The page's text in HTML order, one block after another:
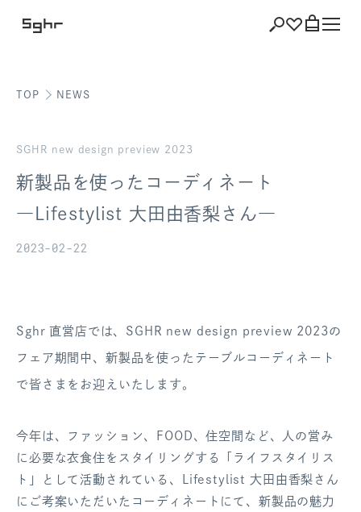
ショッピングバッグを見る
注文履歴
ログアウト
TOP NEWS
SGHR new design preview 2023
新製品を使ったコーディネート
―Lifestylist 大田由香梨さん―
2023-02-22
Sghr 直営店では、SGHR new design preview 2023の
フェア期間中、新製品を使ったテーブルコーディネート
で皆さまをお迎えいたします。
今年は、ファッション、FOOD、住空間など、人の営み
に必要な衣食住をスタイリングする「ライフスタイリス
ト」として活動されている、Lifestylist 大田由香梨さん
にご考案いただいたコーディネートにて、新製品の魅力